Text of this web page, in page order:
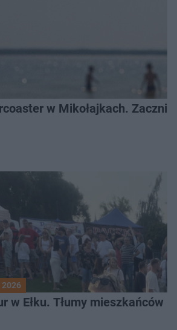
w Mikołajkach.
2026
w Ełku. Tłumy mieszkańców